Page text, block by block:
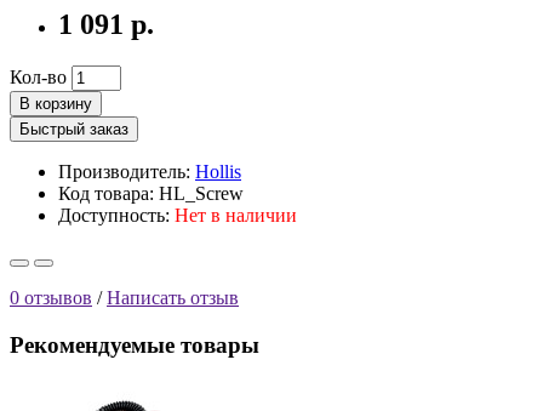
1 091 р.
Кол-во
В корзину
Быстрый заказ
Производитель: Hollis
Код товара: HL_Screw
Доступность: Нет в наличии
0 отзывов /Написать отзыв
Рекомендуемые товары